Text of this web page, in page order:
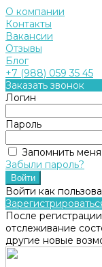
О компании
Контакты
Вакансии
Отзывы
Блог
+7 (988) 059 35 45
Заказать звонок
Логин
Пароль
Запомнить меня
Забыли пароль?
Войти как
После
отслеживание
другие новые